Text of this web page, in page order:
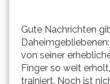
Gute Nachrichten
von seiner
Finger so weit
trainiert. Noch ist